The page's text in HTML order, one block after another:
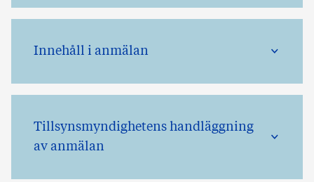
Innehåll i anmälan
Tillsynsmyndighetens handläggning
av anmälan